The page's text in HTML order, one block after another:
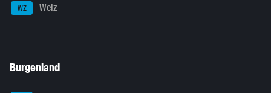
WZ Weiz
Burgenland